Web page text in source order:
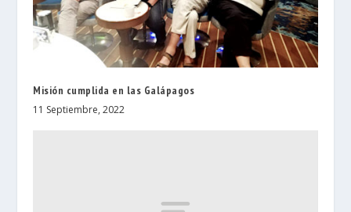
Misión cumplida en las Galápagos
11 Septiembre, 2022